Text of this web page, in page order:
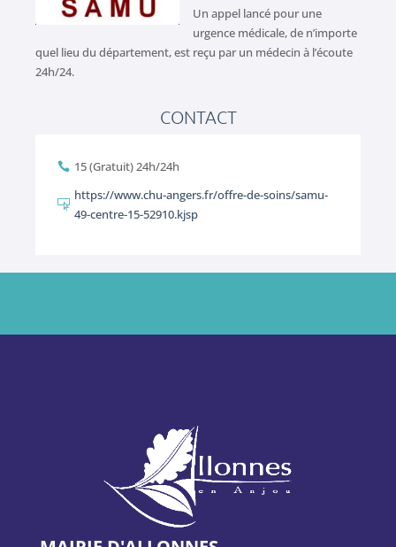
Un appel lancé pour une
urgence médicale, de n’importe
quel lieu du département, est reçu par un médecin à l’écoute
24h/24.
CONTACT
 15 (Gratuit) 24h/24h

https://www.chu-angers.fr/offre-de-soins/samu-
49-centre-15-52910.kjsp